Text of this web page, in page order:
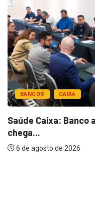
BANCOS CAIXA
Saúde Caixa:
chega...
6 de agosto de 2026